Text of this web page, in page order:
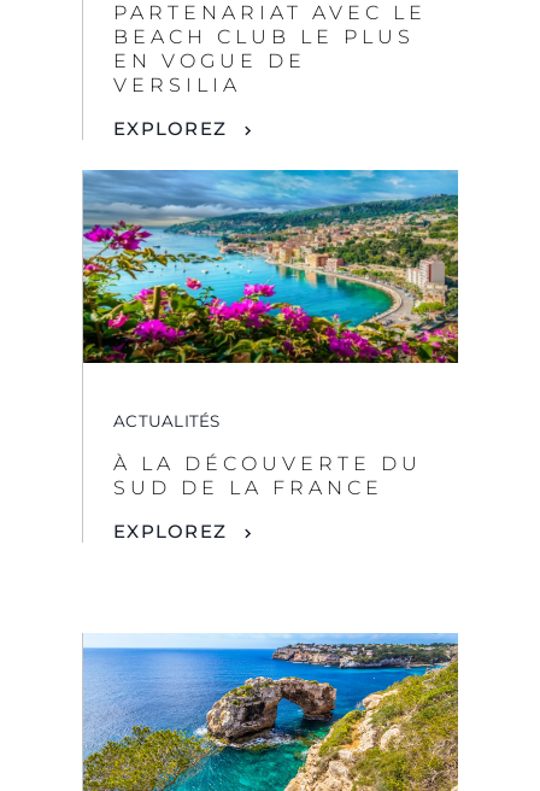
ACTUALITÉS
À LA DÉCOUVERTE DU
SUD DE LA FRANCE
EXPLOREZ
ACTUALITÉS
L'ULTIME AVENTURE
MÉDITERRANÉENNE